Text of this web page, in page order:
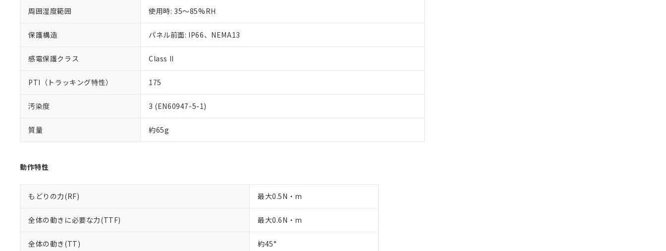
周囲湿度範囲 使用時: 35～85%RH
保護構造 パネル前面: IP66、NEMA13
感電保護クラス Class II
PTI（トラッキング特性） 175
汚染度 3 (EN60947-5-1)
質量 約65g
動作特性
もどりの力(RF) 最大0.5N・m
全体の動きに必要な力(TTF) 最大0.6N・m
全体の動き(TT) 約45°
また、RoHS指令のフタル酸エステル類４物質の対応では、対応完了までの期間は出荷製品に未対応品が
混在することから備考欄に対応日を記載しておりました。
既に当社にて対応品への在庫切替を完了していることから、特段のことがない限り、2022年1月12日よ
り割愛しております。